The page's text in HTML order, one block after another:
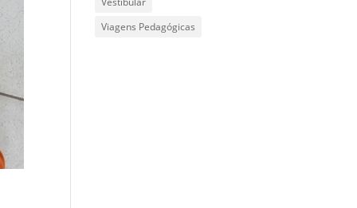
Viagens Pedagógicas